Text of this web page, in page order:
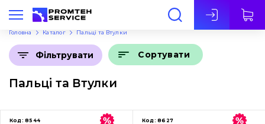
Укр
Головна Каталог Пальці та Втулки
Пальці та Втулки
Фільтрувати Сортувати
Код: 8544 Код: 8627